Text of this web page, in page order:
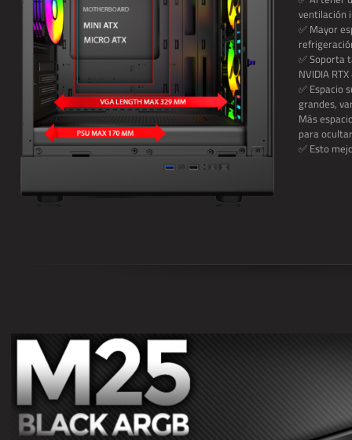
ventilación
✅ Mayor
✅ Soporta
NVIDIA
✅ Espacio
grandes,
Más
para
✅ Esto